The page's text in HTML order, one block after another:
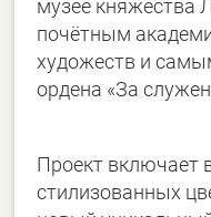
музее княжества
почётным
художеств и
ордена «За
Проект включает
стилизованных